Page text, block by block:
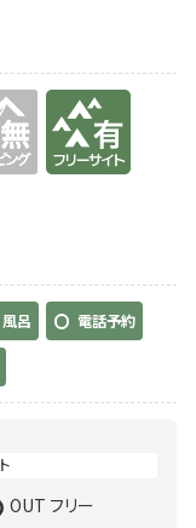
有り
風呂 電話予約
OUT フリー